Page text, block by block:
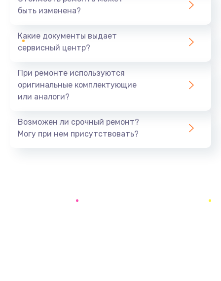
Установка драйверов
Замена вебкамеры
Заказать
Настройка Wi-Fi
быть изменена?
Какие документы выдает
сервисный центр?
При ремонте используются
оригинальные комплектующие
или аналоги?
Возможен ли срочный ремонт?
Могу при нем присутствовать?